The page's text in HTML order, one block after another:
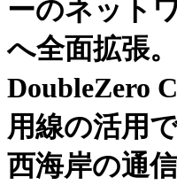
ーのネット
へ全面拡張
DoubleZero
用線の活用
西海岸の通